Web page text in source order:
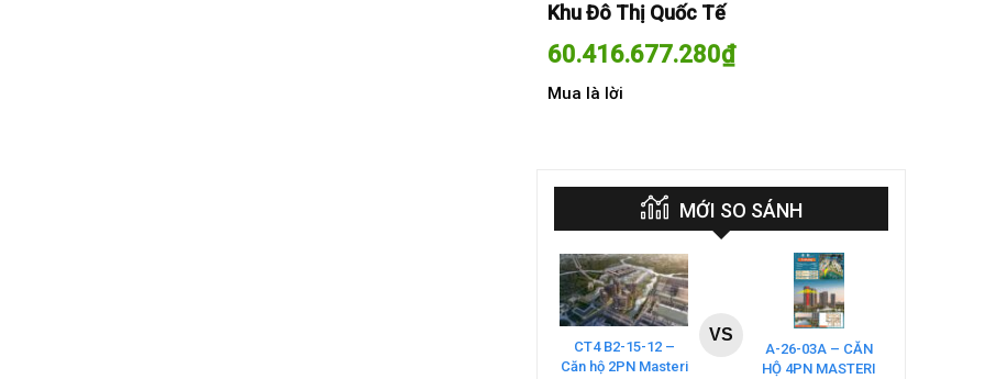
Khu Đô Thị Quốc Tế
60.416.677.280₫
Mua là lời
MỚI SO SÁNH
CT4 B2-15-12 –
Căn hộ 2PN Masteri
VS
A-26-03A – CĂN
HỘ 4PN MASTERI